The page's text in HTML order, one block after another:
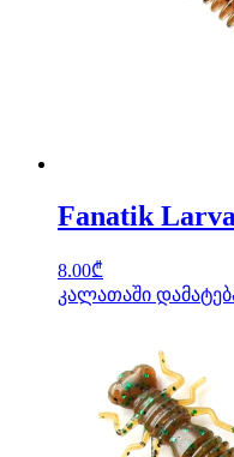
Fanatik
8.00₾
კალათაში